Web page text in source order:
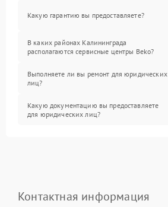
Какую гарантию вы предоставляете?
В каких районах Калининграда
располагаются сервисные центры Beko?
Выполняете ли вы ремонт для юридических
лиц?
Какую документацию вы предоставляете
для юридических лиц?
Контактная информация